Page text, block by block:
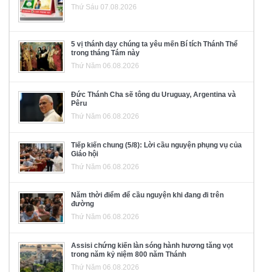
Thứ Sáu 07.08.2026
5 vị thánh dạy chúng ta yêu mến Bí tích Thánh Thể
trong tháng Tám này
Thứ Năm 06.08.2026
Đức Thánh Cha sẽ tông du Uruguay, Argentina và
Pêru
Thứ Năm 06.08.2026
Tiếp kiến chung (5/8): Lời cầu nguyện phụng vụ của
Giáo hội
Thứ Năm 06.08.2026
Năm thời điểm để cầu nguyện khi đang đi trên
đường
Thứ Năm 06.08.2026
Assisi chứng kiến làn sóng hành hương tăng vọt
trong năm kỷ niệm 800 năm Thánh
Thứ Năm 06.08.2026